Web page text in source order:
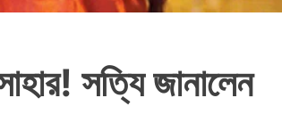
সত্যি জানালেন